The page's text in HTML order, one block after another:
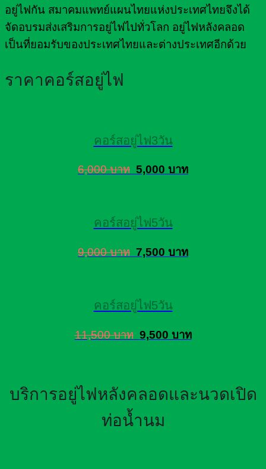
อยู่ไฟกัน สมาคมแพทย์แผนไทยแห่งประเทศไทยจึงได้
จัดอบรมส่งเสริมการอยู่ไฟไปทั่วโลก อยู่ไฟหลังคลอด
เป็นที่ยอมรับของประเทศไทยและต่างประเทศอีกด้วย
ราคาคอร์สอยู่ไฟ
คอร์สอยู่ไฟ3วัน
6,000 บาท 5,000 บาท
คอร์สอยู่ไฟ5วัน
9,000 บาท 7,500 บาท
คอร์สอยู่ไฟ5วัน
11,500 บาท 9,500 บาท
บริการอยู่ไฟหลังคลอดและนวดเปิด
ท่อน้ำนม